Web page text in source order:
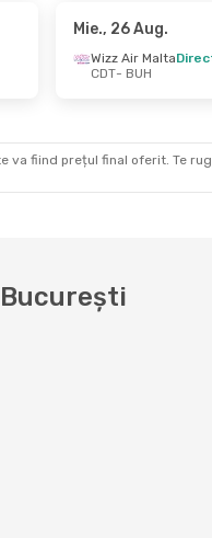
Mie., 26 Aug.
Wizz Air Malta
CDT- BUH
va fiind prețul final oferit. Te